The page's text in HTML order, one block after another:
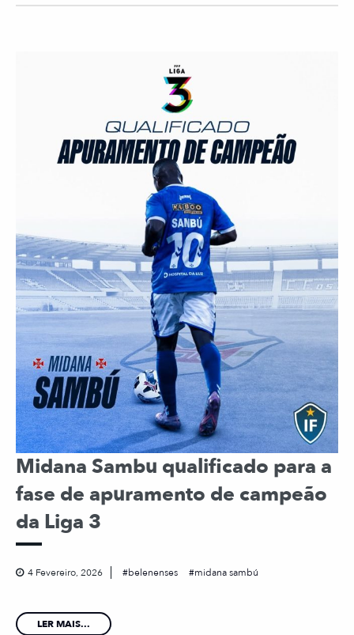
Midana Sambu qualificado para a
fase de apuramento de campeão
da Liga 3
4 Fevereiro, 2026 belenenses midana sambú
LER MAIS...